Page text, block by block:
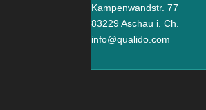
Kampenwandstr. 77
83229 Aschau i. Ch.
info@qualido.com